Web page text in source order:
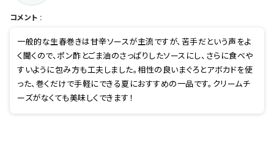
コメント :
一般的な生春巻きは甘辛ソースが主流ですが、苦手だという声をよ
く聞くので、ポン酢とごま油のさっぱりしたソースにし、さらに食べや
すいように包み方も工夫しました。相性の良いまぐろとアボカドを使
った、巻くだけで手軽にできる夏におすすめの一品です。クリームチ
ーズがなくても美味しくできます！